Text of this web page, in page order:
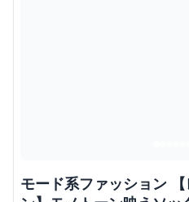
モード系ファッション